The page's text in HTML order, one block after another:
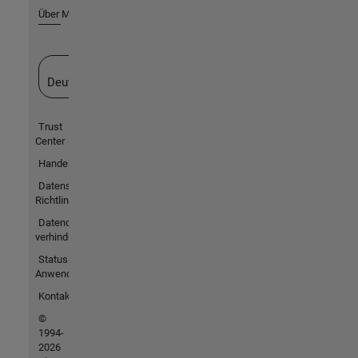
Über MathWorks
Deutschland
Trust
Center
Handelsmarken
Datenschutz-
Richtlinien
Datendiebstahl
verhindern
Status von
Anwendungen
Kontakt
©
1994-
2026